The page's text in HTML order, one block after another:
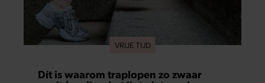
VRIJE TIJD
Dít is waarom traplopen zo zwaar